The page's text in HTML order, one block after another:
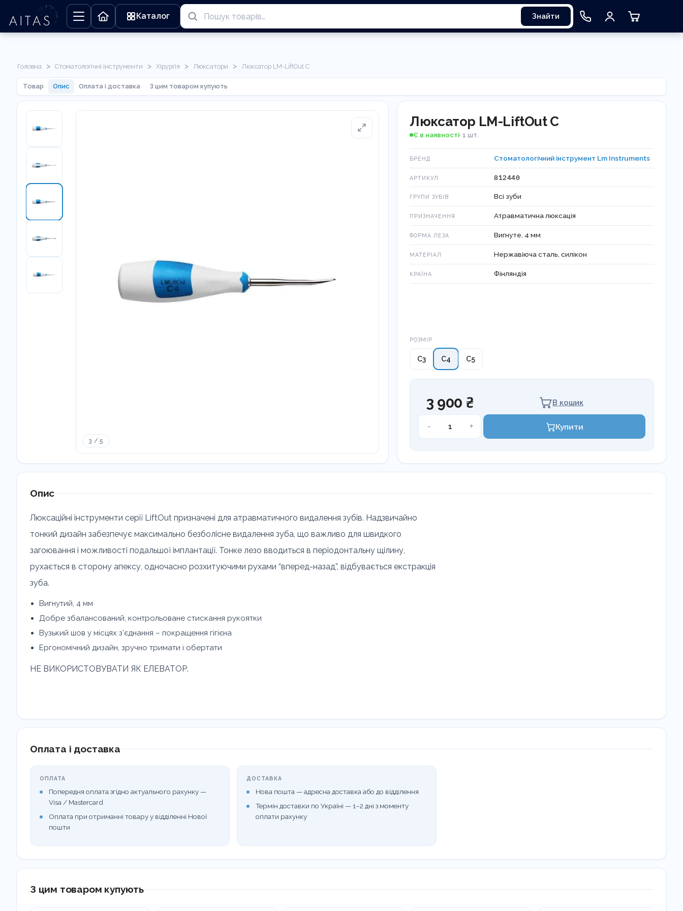
Каталог Знайти
Головна > Стоматологічні інструменти > Хірургія > Люксатори > Люксатор LM-LiftOut C
Товар Опис Оплата і доставка З цим товаром купують
3 / 5
Люксатор LM-LiftOut C
Є в наявності· 1 шт.
БРЕНД Стоматологічний інструмент Lm Instruments
АРТИКУЛ 812440
ГРУПИ ЗУБІВ Всі зуби
ПРИЗНАЧЕННЯ Атравматична люксація
ФОРМА ЛЕЗА Вигнуте, 4 мм
МАТЕРІАЛ Нержавіюча сталь, силікон
КРАЇНА Фінляндія
РОЗМІР
C3 C4 C5
3 900 ₴ В кошик
-
Люксатор
+ Купити
Опис
Люксаційні інструменти серії LiftOut призначені для атравматичного видалення зубів. Надзвичайно
тонкий дизайн забезпечує максимально безболісне видалення зуба, що важливо для швидкого
загоювання і можливості подальшої імплантації. Тонке лезо вводиться в періодонтальну щілину,
рухається в сторону апексу, одночасно розхитуючими рухами “вперед-назад”, відбувається екстракція
зуба.
Вигнутий, 4 мм
Добре збалансований, контрольоване стискання рукоятки
Вузький шов у місцях з’єднання – покращення гігієна
Ергономічний дизайн, зручно тримати і обертати
НЕ ВИКОРИСТОВУВАТИ ЯК ЕЛЕВАТОР.
Оплата і доставка
ОПЛАТА
Попередня оплата згідно актуального рахунку —
Visa / Mastercard
Оплата при отриманні товару у відділенні Нової
пошти
ДОСТАВКА
Нова пошта — адресна доставка або до відділення
Термін доставки по Україні — 1–2 дні з моменту
оплати рахунку
З цим товаром купують